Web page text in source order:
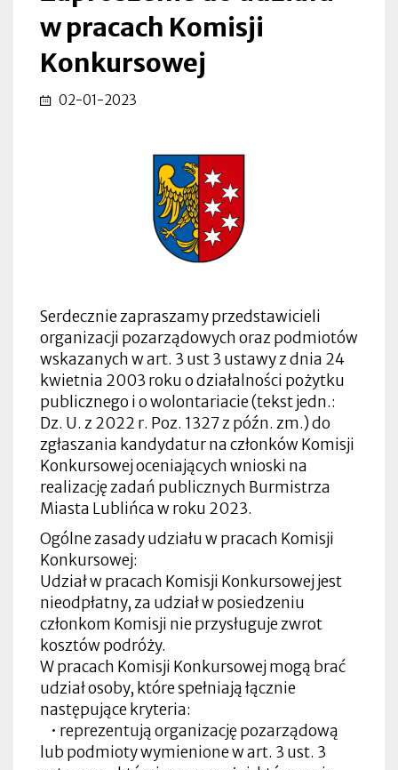
w pracach Komisji
Konkursowej
02-01-2023
Serdecznie zapraszamy przedstawicieli
organizacji pozarządowych oraz podmiotów
wskazanych w art. 3 ust 3 ustawy z dnia 24
kwietnia 2003 roku o działalności pożytku
publicznego i o wolontariacie (tekst jedn.:
Dz. U. z 2022 r. Poz. 1327 z późn. zm.) do
zgłaszania kandydatur na członków Komisji
Konkursowej oceniających wnioski na
realizację zadań publicznych Burmistrza
Miasta Lublińca w roku 2023.
Ogólne zasady udziału w pracach Komisji
Konkursowej:
Udział w pracach Komisji Konkursowej jest
nieodpłatny, za udział w posiedzeniu
członkom Komisji nie przysługuje zwrot
kosztów podróży.
W pracach Komisji Konkursowej mogą brać
udział osoby, które spełniają łącznie
następujące kryteria:
• reprezentują organizację pozarządową
lub podmioty wymienione w art. 3 ust. 3